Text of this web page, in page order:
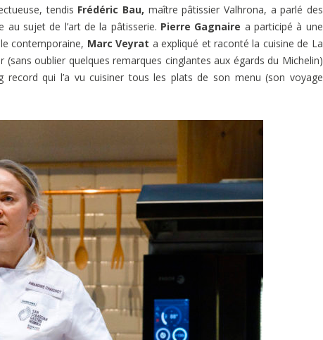
tendis Frédéric Bau, maître pâtissier Valhrona, a parlé des
au sujet de l’art de la pâtisserie. Pierre Gagnaire a participé à une
contemporaine, Marc Veyrat a expliqué et raconté la cuisine de La
oublier quelques remarques cinglantes aux égards du Michelin)
record qui l’a vu cuisiner tous les plats de son menu (son voyage